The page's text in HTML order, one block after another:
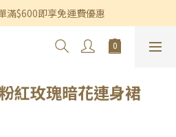
滿$600即享免運費優惠
滿$600即享免運費優惠
可享永久九折優惠
紅玫瑰暗花連身裙